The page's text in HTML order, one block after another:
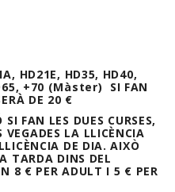
HD21E, HD35, HD40,
+70 (Màster) SI FAN
DE 20 €
FAN LES DUES CURSES,
VEGADES LA LLICÈNCIA
DE DIA. AIXÒ
TARDA DINS DEL
8 € PER ADULT I 5 € PER